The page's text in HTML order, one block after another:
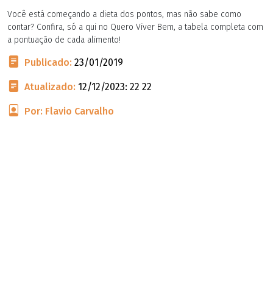
Você está começando a dieta dos pontos, mas não sabe como
contar? Confira, só a qui no Quero Viver Bem, a tabela completa com
a pontuação de cada alimento!
Publicado: 23/01/2019
Atualizado: 12/12/2023: 22 22
Por: Flavio Carvalho